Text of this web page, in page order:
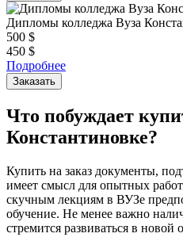
Дипломы колледжа Вуза
500 $
450 $
Подробнее
Заказать
Что побуждает
Константиновке?
Купить на заказ документы,
имеет смысл для опытных
скучным лекциям в ВУЗе
обучение. Не менее важно
стремится развиваться в новой